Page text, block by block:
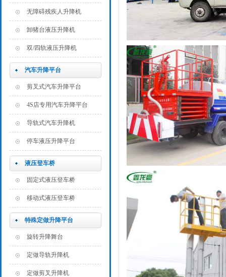
无障碍残疾人升降机
卸猪台液压升降机
双/四轨液压升降机
汽车升降平台
剪叉式汽车升降平台
4S店专用汽车升降平台
导轨式汽车升降机
停车液压升降平台
液压登车桥
固定式液压登车桥
移动式液压登车桥
特殊定做升降平台
旋转升降舞台
定做导轨升降机
定做剪叉升降机